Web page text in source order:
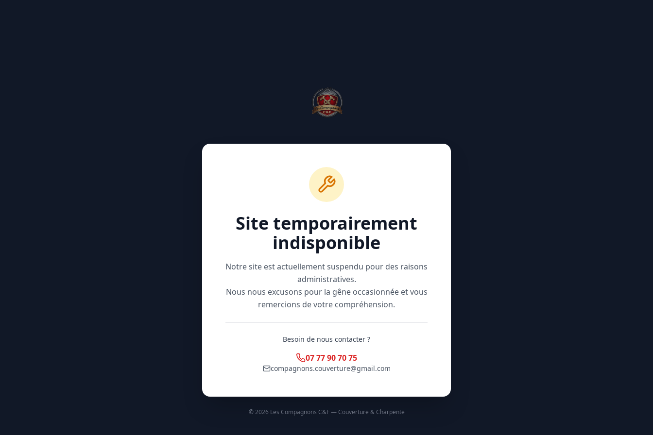
Site temporairement
indisponible
Notre site est actuellement suspendu pour des raisons
administratives.
Nous nous excusons pour la gêne occasionnée et vous
remercions de votre compréhension.
Besoin de nous contacter ?
07 77 90 70 75
compagnons.couverture@gmail.com
©2026 Les Compagnons C&F — Couverture & Charpente